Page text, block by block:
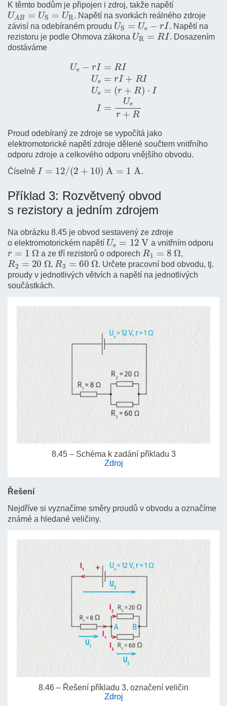
K těmto bodům je připojen i zdroj, takže napětí
UAB=US=UR
. Napětí na svorkách reálného zdroje
závisí na odebíraném proudu
US=Ue−rI
. Napětí na
rezistoru je podle Ohmova zákona
UR= RI
. Dosazením
dostáváme
IU rI+ Ue=
Proud odebíraný ze zdroje se vypočítá jako
elektromotorické napětí zdroje dělené součtem vnitřního
odporu zdroje a celkového odporu vnějšího obvodu.
Číselně
I= 12/ (2 +10 A=
Příklad 3: Rozvětvený obvod
s rezistory a jedním zdrojem
Na obrázku 8.45 je obvod sestavený ze zdroje
o elektromotorickém napětí
Ue=12 V
a vnitřním odporu
r=1 Ω
a ze tří rezistorů o odporech
R1=8 Ω
,
R2=20 Ω
,
R3=60 Ω
. Určete pracovní bod obvodu, tj.
proudy v jednotlivých větvích a napětí na jednotlivých
součástkách.
8.45 – Schéma k zadání příkladu 3
Zdroj
Řešení
Nejdříve si vyznačíme směry proudů v obvodu a označíme
známé a hledané veličiny.
8.46 – Řešení příkladu 3, označení veličin
Zdroj